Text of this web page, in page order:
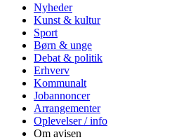
Nyheder
Kunst & kultur
Sport
Børn & unge
Debat & politik
Erhverv
Kommunalt
Jobannoncer
Arrangementer
Oplevelser / info
Om avisen